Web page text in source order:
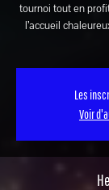
tournoi tout en
l’accueil
Les
Voir